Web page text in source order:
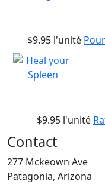
$9.95 l'unité
$9.95 l'unité
Contact
277 Mckeown Ave
Patagonia, Arizona